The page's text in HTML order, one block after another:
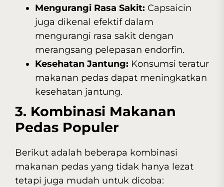
Mengurangi Rasa Sakit: Capsaicin
juga dikenal efektif dalam
mengurangi rasa sakit dengan
merangsang pelepasan endorfin.
Kesehatan Jantung: Konsumsi teratur
makanan pedas dapat meningkatkan
kesehatan jantung.
3. Kombinasi Makanan
Pedas Populer
Berikut adalah beberapa kombinasi
makanan pedas yang tidak hanya lezat
tetapi juga mudah untuk dicoba: